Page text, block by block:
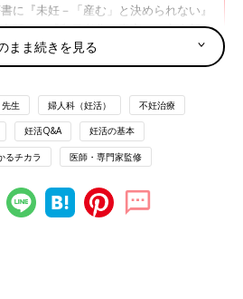
に『未妊－「産む」と決められない』
版）、『卵子老化の真実』（文春新
ど。http://www.kawairan.com
先生
一 先生
：不妊治療専門クリニック「京野アー
ック」理事長。1978年に福島県立医科
まま続きを見る
生 婦人科（妊活） 不妊治療
妊活Q&A 妊活の基本
るチカラ 医師・専門家監修